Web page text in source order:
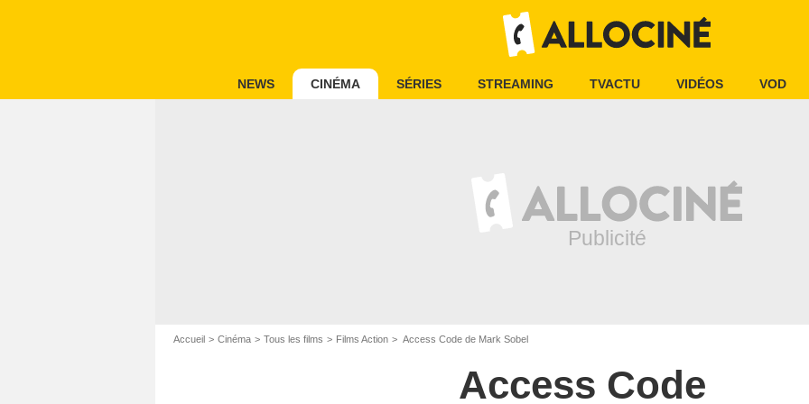
NEWS CINÉMA SÉRIES STREAMING TVACTU VIDÉOS VOD
Accueil Cinéma Tous les films Films Action Access Code de Mark Sobel
Access Code